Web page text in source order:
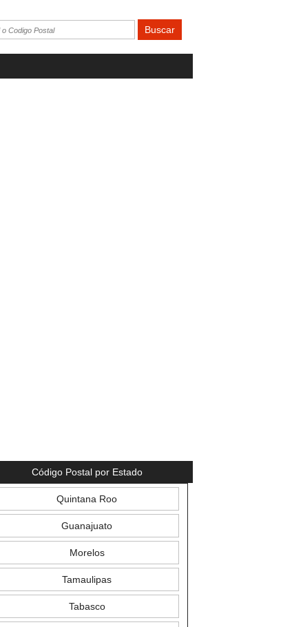
Código Postal por Estado
Quintana Roo
Guanajuato
Morelos
Tamaulipas
Tabasco